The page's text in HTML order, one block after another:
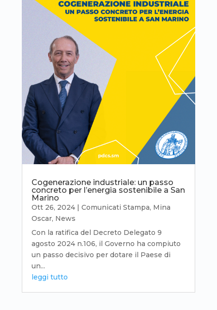
Cogenerazione industriale: un passo
concreto per l’energia sostenibile a San
Marino
Ott 26, 2024| Comunicati Stampa, Mina
Oscar, News
Con la ratifica del Decreto Delegato 9
agosto 2024 n.106, il Governo ha compiuto
un passo decisivo per dotare il Paese di
un...
leggi tutto